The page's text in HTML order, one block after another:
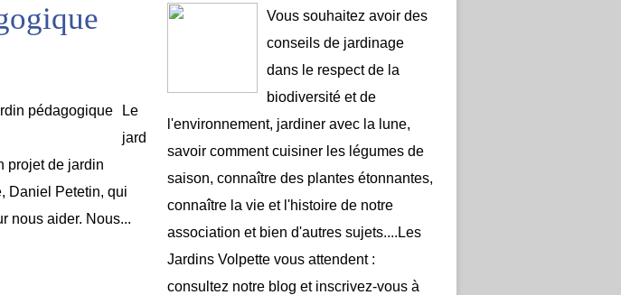
Le
jard
projet de jardin
Daniel Petetin, qui
nous aider. Nous...
Vous souhaitez avoir des
conseils de jardinage
dans le respect de la
biodiversité et de
l'environnement, jardiner avec la lune,
savoir comment cuisiner les légumes de
saison, connaître des plantes étonnantes,
connaître la vie et l'histoire de notre
association et bien d'autres sujets....Les
Jardins Volpette vous attendent :
consultez notre blog et inscrivez-vous à